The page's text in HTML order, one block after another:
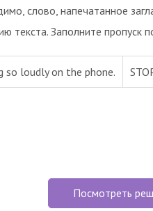
слово, напечатанное
текста. Заполните пропуск
so loudly on the phone.
Посмотреть